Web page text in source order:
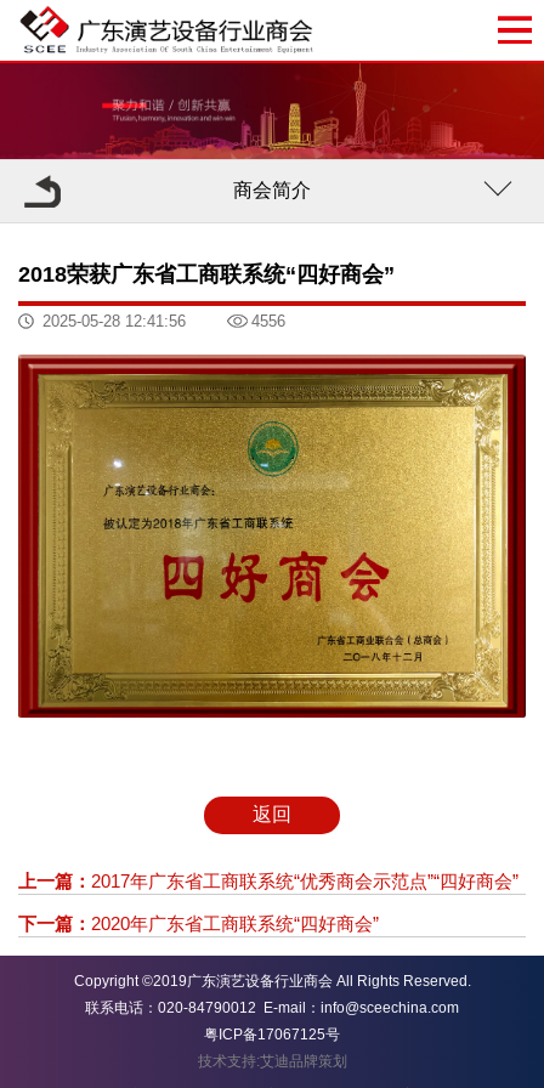
商会简介
2018荣获广东省工商联系统“四好商会”
2025-05-28 12:41:56 4556
返回
上一篇： 2017年广东省工商联系统“优秀商会示范点”“四好商会”
下一篇： 2020年广东省工商联系统“四好商会”
Copyright ©2019广东演艺设备行业商会 All Rights Reserved.
联系电话：020-84790012 E-mail：info@sceechina.com
粤ICP备17067125号
技术支持:艾迪品牌策划